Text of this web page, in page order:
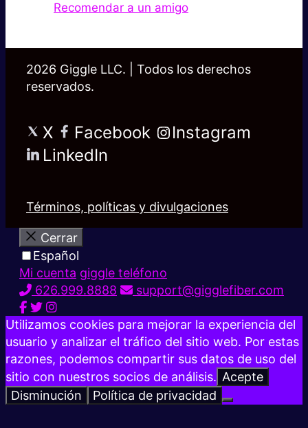
Recomendar a un amigo
2026 Giggle LLC. | Todos los derechos
reservados.
X Facebook
Instagram
LinkedIn
Términos, políticas y divulgaciones
Cerrar
Español
Mi cuenta giggle teléfono
626.999.8888
support@gigglefiber.com
Utilizamos cookies para mejorar la experiencia del
usuario y analizar el tráfico del sitio web. Por estas
razones, podemos compartir sus datos de uso del
sitio con nuestros socios de análisis. Acepte
Disminución
Política de privacidad